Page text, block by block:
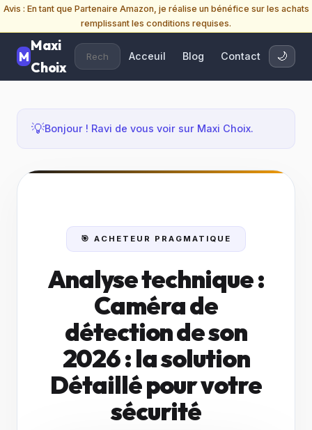
Avis : En tant que Partenaire Amazon, je réalise un bénéfice sur les achats
remplissant les conditions requises.
Maxi
Choix
Acceuil Blog Contact 🌙
💡Bonjour ! Ravi de vous voir sur Maxi Choix.
🎯 ACHETEUR PRAGMATIQUE
Analyse technique :
Caméra de
détection de son
2026 : la solution
Détaillé pour votre
sécurité